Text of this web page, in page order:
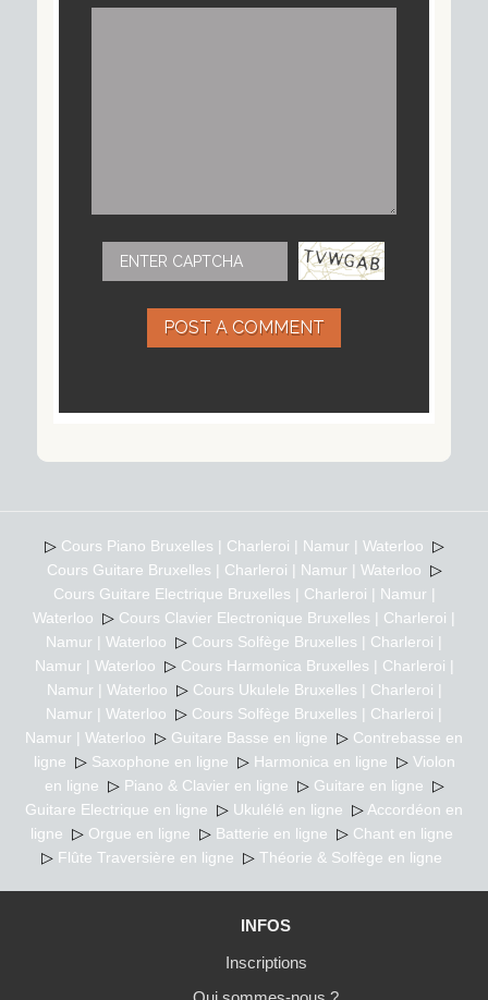
POST A COMMENT
▷ Cours Piano Bruxelles | Charleroi | Namur | Waterloo ▷
Cours Guitare Bruxelles | Charleroi | Namur | Waterloo ▷
Cours Guitare Electrique Bruxelles | Charleroi | Namur |
Waterloo ▷ Cours Clavier Electronique Bruxelles | Charleroi |
Namur | Waterloo ▷ Cours Solfège Bruxelles | Charleroi |
Namur | Waterloo ▷ Cours Harmonica Bruxelles | Charleroi |
Namur | Waterloo ▷ Cours Ukulele Bruxelles | Charleroi |
Namur | Waterloo ▷ Cours Solfège Bruxelles | Charleroi |
Namur | Waterloo ▷ Guitare Basse en ligne ▷ Contrebasse en
ligne ▷ Saxophone en ligne ▷ Harmonica en ligne ▷ Violon
en ligne ▷ Piano & Clavier en ligne ▷ Guitare en ligne ▷
Guitare Electrique en ligne ▷ Ukulélé en ligne ▷ Accordéon en
ligne ▷ Orgue en ligne ▷ Batterie en ligne ▷ Chant en ligne
▷ Flûte Traversière en ligne ▷ Théorie & Solfège en ligne
INFOS
Inscriptions